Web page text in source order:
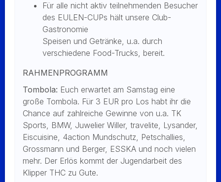
Für alle nicht aktiv teilnehmenden Besucher
des EULEN-CUPs hält unsere Club-
Gastronomie
Speisen und Getränke, u.a. durch
verschiedene Food-Trucks, bereit.
RAHMENPROGRAMM
Tombola: Euch erwartet am Samstag eine
große Tombola. Für 3 EUR pro Los habt ihr die
Chance auf zahlreiche Gewinne von u.a. TK
Sports, BMW, Juwelier Willer, travelite, Lysander,
Eiscuisine, 4action Mundschutz, Petschallies,
Grossmann und Berger, ESSKA und noch vielen
mehr. Der Erlös kommt der Jugendarbeit des
Klipper THC zu Gute.